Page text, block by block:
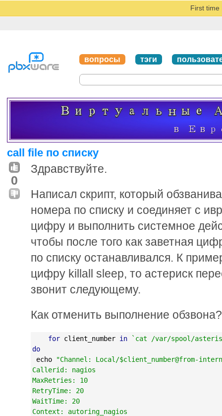
First time
вопросы тэги
call file по списку
0
Здравствуйте.
Написал скрипт, который
номера по списку и соединяет с
цифру и выполнить системное
чтобы после того как заветная
по списку останавливался. К
цифру killall sleep, то астериск
звонит следующему.
Как отменить выполнение обзвона?
for client_number in
`cat /var/spool/
do
echo
"Channel: Local/$client_number@from-
Callerid: nagios
MaxRetries: 10
RetryTime: 20
WaitTime: 20
Context: autoring_nagios